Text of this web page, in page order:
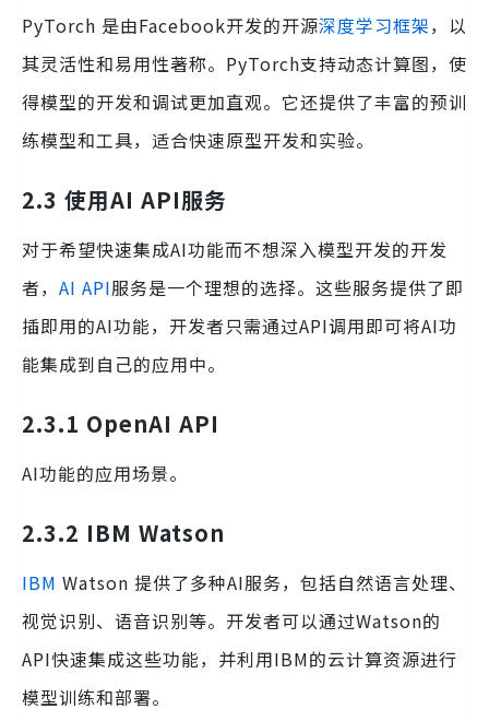
PyTorch 是由Facebook开发的开源深度学习框架，以
其灵活性和易用性著称。PyTorch支持动态计算图，使
得模型的开发和调试更加直观。它还提供了丰富的预训
练模型和工具，适合快速原型开发和实验。
2.3 使用AI API服务
对于希望快速集成AI功能而不想深入模型开发的开发
者， AI API服务是一个理想的选择。这些服务提供了即
插即用的AI功能，开发者只需通过API调用即可将AI功
能集成到自己的应用中。
2.3.1 OpenAI API
AI功能的应用场景。
2.3.2 IBM Watson
IBM Watson 提供了多种AI服务，包括自然语言处理、
视觉识别、语音识别等。开发者可以通过Watson的
API快速集成这些功能，并利用IBM的云计算资源进行
模型训练和部署。